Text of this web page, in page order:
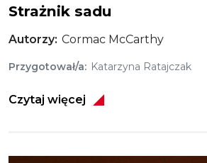
Strażnik sadu
Autorzy Cormac McCarthy
Przygotował/a Katarzyna Ratajczak
Czytaj więcej